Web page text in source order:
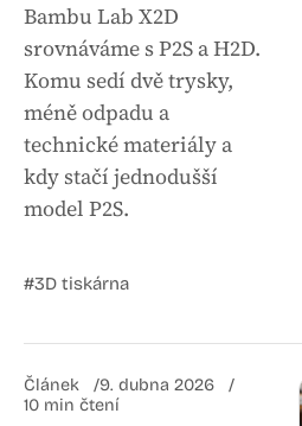
Bambu Lab X2D
srovnáváme s P2S a H2D.
Komu sedí dvě trysky,
méně odpadu a
technické materiály a
kdy stačí jednodušší
model P2S.
#3D tiskárna
Článek
9. dubna 2026
10 min čtení